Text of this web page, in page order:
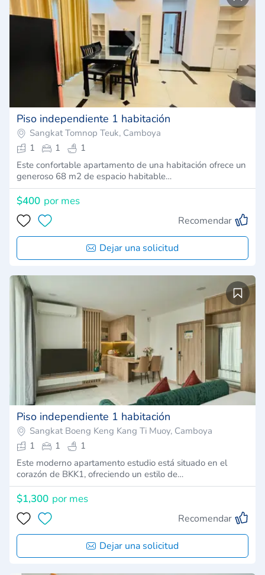
Piso independiente 1 habitación
Sangkat Tomnop Teuk, Camboya
1
1
1
Este confortable apartamento de una habitación ofrece un
generoso 68 m2 de espacio habitable…
$400 por mes
Recomendar
Dejar una solicitud
Piso independiente 1 habitación
Sangkat Boeng Keng Kang Ti Muoy, Camboya
1
1
1
Este moderno apartamento estudio está situado en el
corazón de BKK1, ofreciendo un estilo de…
$1,300 por mes
Recomendar
Dejar una solicitud